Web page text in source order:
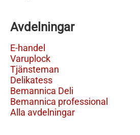
Avdelningar
E-handel
Varuplock
Tjänsteman
Delikatess
Bemannica Deli
Bemannica professional
Alla avdelningar